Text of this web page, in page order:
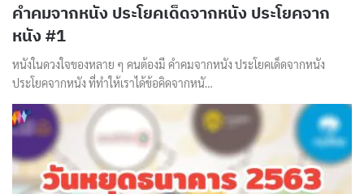
คำคมจากหนัง ประโยคเด็ดจากหนัง ประโยคจาก
หนัง #1
หนังในดวงใจของหลาย ๆ คนต้องมี คำคมจากหนัง ประโยคเด็ดจากหนัง
ประโยคจากหนัง ที่ทำให้เราได้ข้อคิดจากหนั…